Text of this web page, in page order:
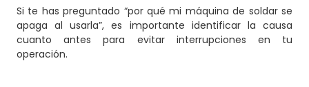
Si te has preguntado “por qué mi máquina de soldar se
apaga al usarla”, es importante identificar la causa
cuanto antes para evitar interrupciones en tu
operación.